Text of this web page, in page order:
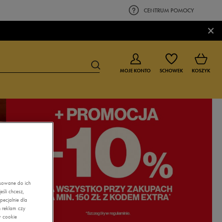
CENTRUM POMOCY
×
BUTY DLA CHŁOPCA
9-16 lat
BUTY DLA DZIEWCZYNKI
0-4 lat
4-8 lat
9-16 lat
MOJE KONTO SCHOWEK KOSZYK
do ich
chcesz,
dla
reklam czy
cookie